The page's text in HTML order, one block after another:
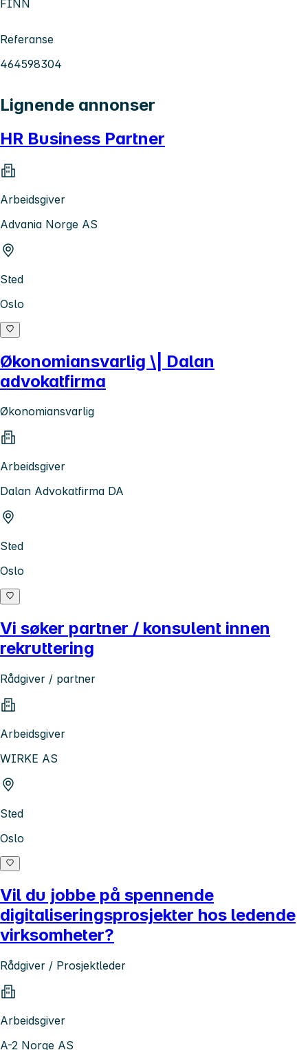
FINN
Referanse
464598304
Lignende annonser
HR Business Partner
Arbeidsgiver
Advania Norge AS
Sted
Oslo
Økonomiansvarlig \| Dalan
advokatfirma
Økonomiansvarlig
Arbeidsgiver
Dalan Advokatfirma DA
Sted
Oslo
Vi søker partner / konsulent innen
rekruttering
Rådgiver / partner
Arbeidsgiver
WIRKE AS
Sted
Oslo
Vil du jobbe på spennende
digitaliseringsprosjekter hos ledende
virksomheter?
Rådgiver / Prosjektleder
Arbeidsgiver
A-2 Norge AS